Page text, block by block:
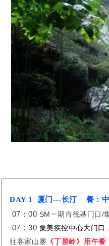
DAY 1 厦门---长汀 餐：
07：00 SM一期肯德基门口/
07：30 集美疾控中心大门口
往客家山寨 《丁屋岭》用午餐